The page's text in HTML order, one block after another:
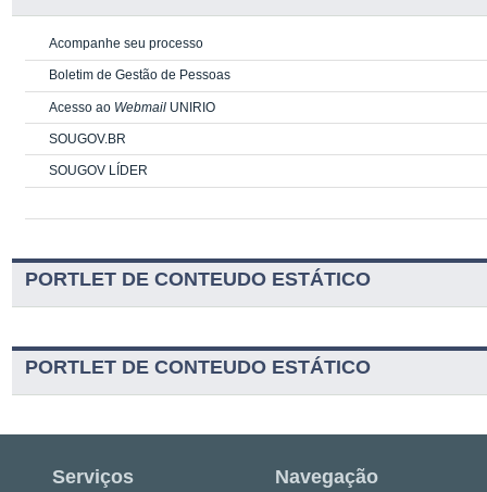
Acompanhe seu processo
Boletim de Gestão de Pessoas
Acesso ao Webmail UNIRIO
SOUGOV.BR
SOUGOV LÍDER
PORTLET DE CONTEUDO ESTÁTICO
PORTLET DE CONTEUDO ESTÁTICO
Serviços Navegação